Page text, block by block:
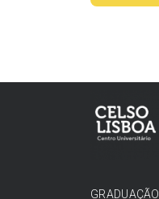
GRADUAÇÃO